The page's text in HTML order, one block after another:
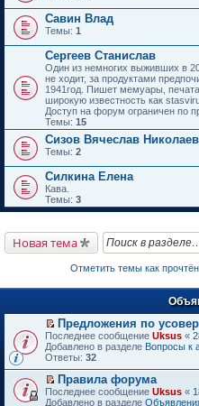
Савин Влад
Темы: 1
Сергеев Станислав
Один из немногих выживших в
не ходит, за продуктами
1941год. Пишет мемуары,
широкую известность как
Доступ на форум ограничен по
Темы: 15
Сизов Вячеслав
Темы: 2
Силкина Елена
Кава.
Темы: 3
Новая тема
Отметить темы как
П
е
р
й
т
и
Предложения по
Последнее сообщение Uksus «
Добавлено в разделе Вопросы к
Ответы: 32
П
е
Правила форума
Последнее сообщение Uksus «
Добавлено в разделе